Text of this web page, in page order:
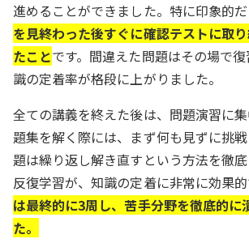
進めることができました。特に印象的
を見終わった後すぐに確認テストに取
たことです。間違えた問題はその場で
識の定着率が格段に上がりました。
全ての講義を終えた後は、問題演習に
題集を解く際には、まず何も見ずに挑
題は繰り返し解き直すという方法を徹
反復学習が、知識の定着に非常に効果的
は最終的に3周し、苦手分野を徹底的に
た。